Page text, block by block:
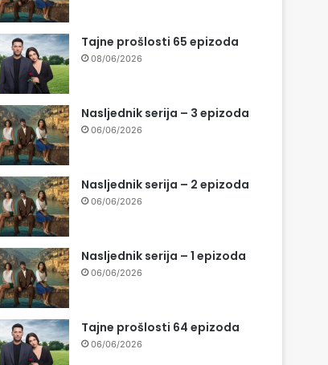
Tajne prošlosti 65 epizoda
08/06/2026
Nasljednik serija – 3 epizoda
06/06/2026
Nasljednik serija – 2 epizoda
06/06/2026
Nasljednik serija – 1 epizoda
06/06/2026
Tajne prošlosti 64 epizoda
06/06/2026